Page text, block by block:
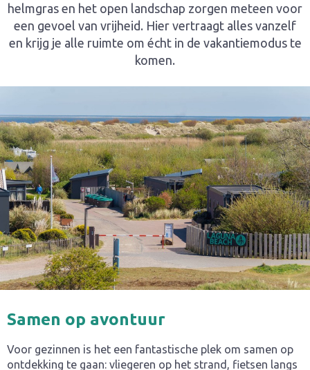
helmgras en het open landschap zorgen meteen voor
een gevoel van vrijheid. Hier vertraagt alles vanzelf
en krijg je alle ruimte om écht in de vakantiemodus te
komen.
Samen op avontuur
Voor gezinnen is het een fantastische plek om samen op
ontdekking te gaan: vliegeren op het strand, fietsen langs